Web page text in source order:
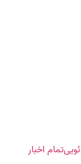
تمام اخبار